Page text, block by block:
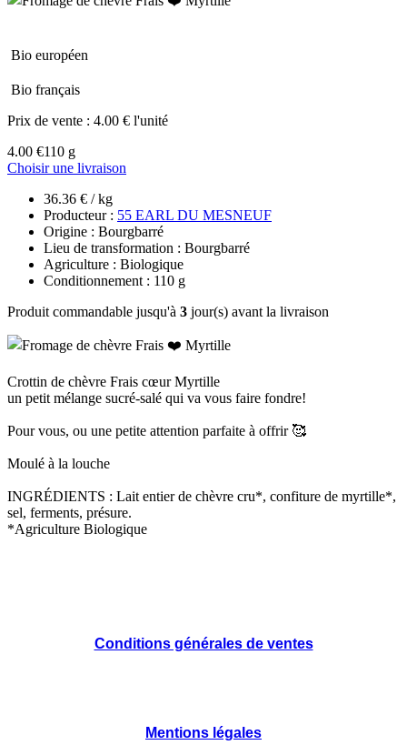
Bio européen
Bio français
Prix de vente : 4.00 € l'unité
4.00 €110 g
Choisir une livraison
36.36 € / kg
Producteur : 55 EARL DU MESNEUF
Origine : Bourgbarré
Lieu de transformation : Bourgbarré
Agriculture : Biologique
Conditionnement : 110 g
Produit commandable jusqu'à 3 jour(s) avant la livraison
Crottin de chèvre Frais cœur Myrtille
un petit mélange sucré-salé qui va vous faire fondre!
Pour vous, ou une petite attention parfaite à offrir 🥰
Moulé à la louche
INGRÉDIENTS : Lait entier de chèvre cru*, confiture de myrtille*,
sel, ferments, présure.
*Agriculture Biologique
Conditions générales de ventes
Mentions légales